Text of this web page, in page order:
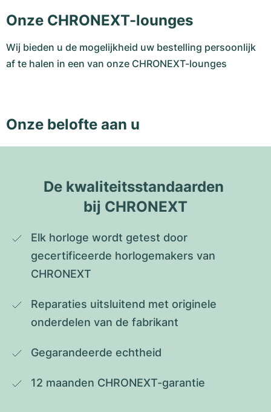
Onze CHRONEXT-lounges
Wij bieden u de mogelijkheid uw bestelling persoonlijk
af te halen in een van onze CHRONEXT-lounges
Onze belofte aan u
De kwaliteitsstandaarden
bij CHRONEXT
Elk horloge wordt getest door
gecertificeerde horlogemakers van
CHRONEXT
Reparaties uitsluitend met originele
onderdelen van de fabrikant
Gegarandeerde echtheid
12 maanden CHRONEXT-garantie